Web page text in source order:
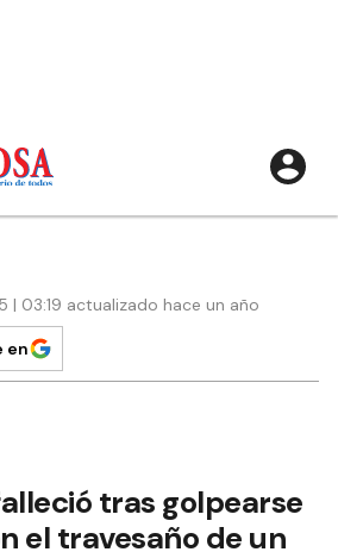
| 03:19 actualizado hace un año
en
tras golpearse
el travesaño de un